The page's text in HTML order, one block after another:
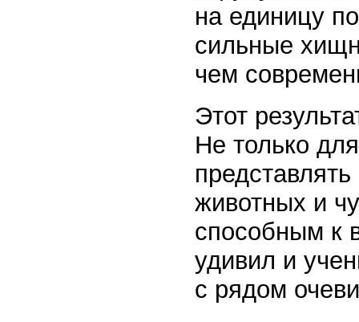
на единицу
сильные
чем
Этот
Не только
животных и
способным к
удивил и
с рядом